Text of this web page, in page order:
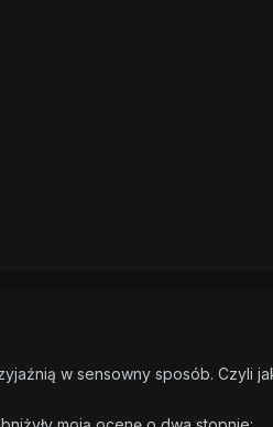
w sensowny sposób. Czyli